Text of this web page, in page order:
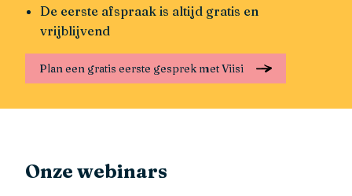
De eerste afspraak is altijd gratis en
vrijblijvend
Plan een gratis eerste gesprek met Viisi
Onze webinars